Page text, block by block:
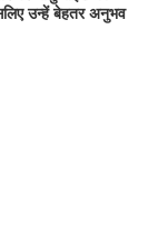
उन्हें बेहतर अनुभव